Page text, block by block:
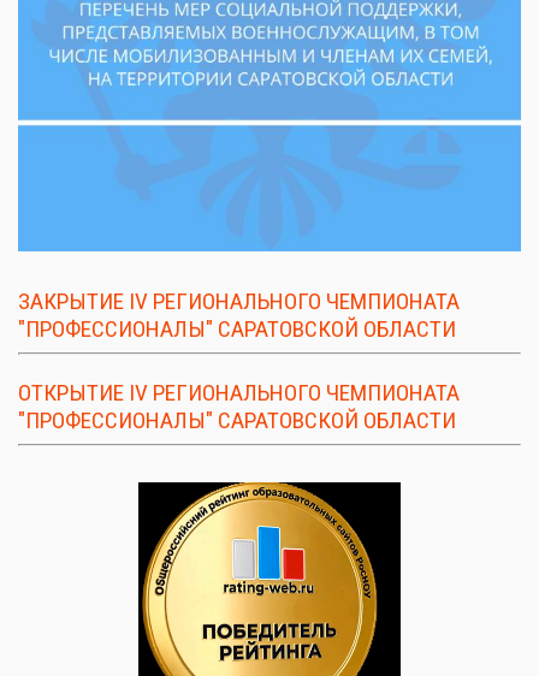
ЗАКРЫТИЕ IV РЕГИОНАЛЬНОГО ЧЕМПИОНАТА
"ПРОФЕССИОНАЛЫ" САРАТОВСКОЙ ОБЛАСТИ
ОТКРЫТИЕ IV РЕГИОНАЛЬНОГО ЧЕМПИОНАТА
"ПРОФЕССИОНАЛЫ" САРАТОВСКОЙ ОБЛАСТИ